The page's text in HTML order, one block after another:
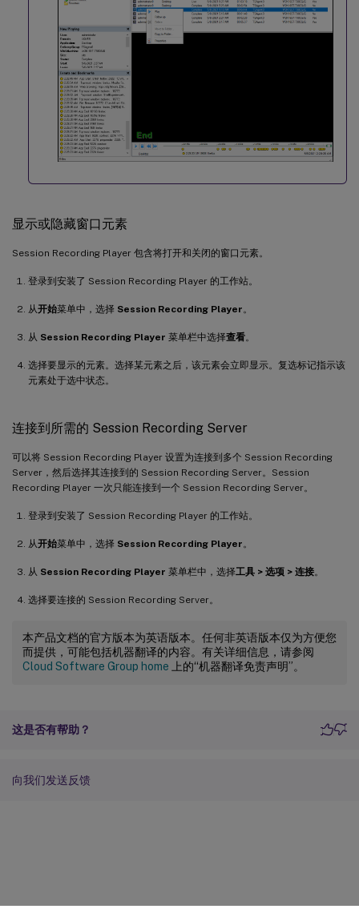
显示或隐藏窗口元素
Session Recording Player 包含将打开和关闭的窗口元素。
登录到安装了 Session Recording Player 的工作站。
从开始菜单中，选择 Session Recording Player 。
从 Session Recording Player 菜单栏中选择查看。
选择要显示的元素。选择某元素之后，该元素会立即显示。复选标记指示该
元素处于选中状态。
连接到所需的 Session Recording Server
可以将 Session Recording Player 设置为连接到多个 Session Recording
Server，然后选择其连接到的 Session Recording Server。Session
Recording Player 一次只能连接到一个 Session Recording Server。
登录到安装了 Session Recording Player 的工作站。
从开始菜单中，选择 Session Recording Player 。
从 Session Recording Player 菜单栏中，选择工具 > 选项 > 连接。
选择要连接的 Session Recording Server。
本产品文档的官方版本为英语版本。任何非英语版本仅为方便您
而提供，可能包括机器翻译的内容。有关详细信息，请参阅
Cloud Software Group home 上的“机器翻译免责声明”。
这是否有帮助？
向我们发送反馈